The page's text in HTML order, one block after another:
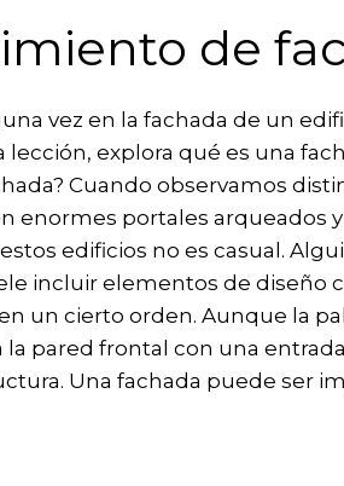
de
vez en la fachada de un
lección, explora qué es una
Cuando observamos
enormes portales arqueados
edificios no es casual.
incluir elementos de diseño
un cierto orden. Aunque la
la pared frontal con una
Una fachada puede ser